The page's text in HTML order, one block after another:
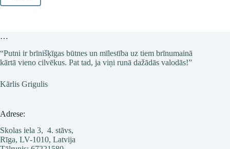
…
“Putni ir brīnišķīgas būtnes un mīlestība uz tiem brīnumainā
kārtā vieno cilvēkus. Pat tad, ja viņi runā dažādās valodās!”
Kārlis Grigulis
Adrese:
Skolas iela 3, 4. stāvs,
Rīga, LV-1010, Latvija